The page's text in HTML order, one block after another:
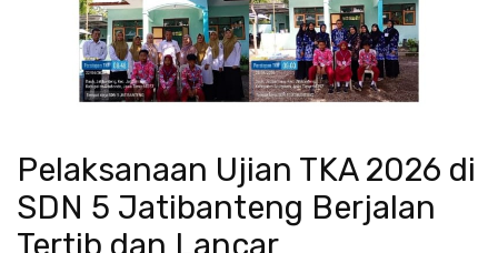
Pelaksanaan Ujian TKA 2026 di
SDN 5 Jatibanteng Berjalan
Tertib dan Lancar